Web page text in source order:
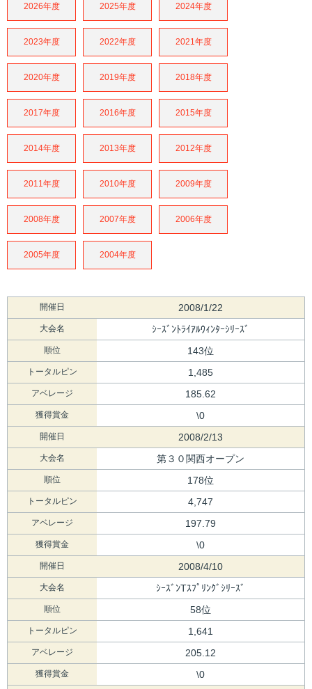
2026年度 2025年度 2024年度
2023年度 2022年度 2021年度
2020年度 2019年度 2018年度
2017年度 2016年度 2015年度
2014年度 2013年度 2012年度
2011年度 2010年度 2009年度
2008年度 2007年度 2006年度
2005年度 2004年度
開催日 2008/1/22
大会名 ｼｰｽﾞﾝﾄﾗｲｱﾙｳｨﾝﾀｰｼﾘｰｽﾞ
順位 143位
トータルピン 1,485
アベレージ 185.62
獲得賞金 \0
開催日 2008/2/13
大会名 第３０関西オープン
順位 178位
トータルピン 4,747
アベレージ 197.79
獲得賞金 \0
開催日 2008/4/10
大会名 ｼｰｽﾞﾝTｽﾌﾟﾘﾝｸﾞｼﾘｰｽﾞ
順位 58位
トータルピン 1,641
アベレージ 205.12
獲得賞金 \0